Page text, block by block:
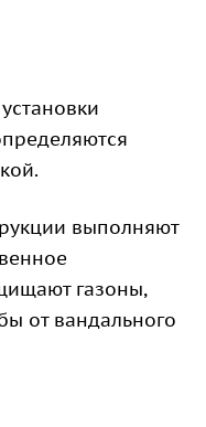
выполняют
газоны,
от вандального